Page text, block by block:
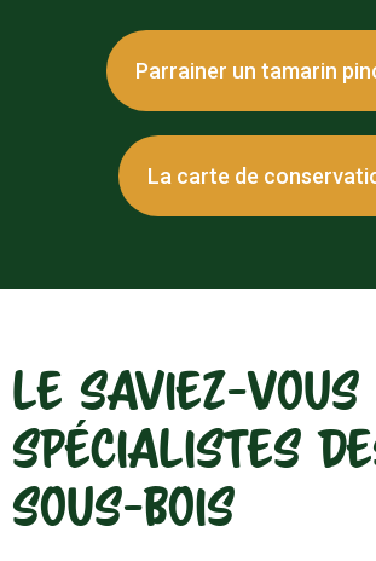
Parrainer un tamarin
La carte de
LE SAVIEZ-
SPÉCIALISTES
SOUS-BOIS